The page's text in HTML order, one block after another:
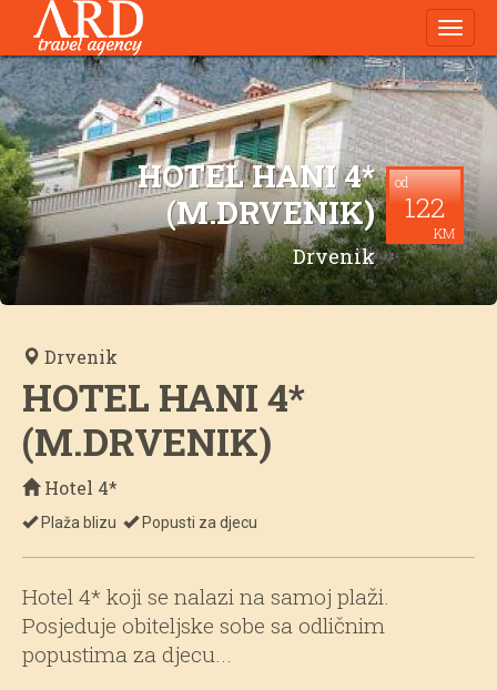
HOTEL HANI 4*
(M.DRVENIK)
Drvenik
od
122
KM
Drvenik
HOTEL HANI 4*
(M.DRVENIK)
Hotel 4*
Plaža blizu Popusti za djecu
Hotel 4* koji se nalazi na samoj plaži.
Posjeduje obiteljske sobe sa odličnim
popustima za djecu...